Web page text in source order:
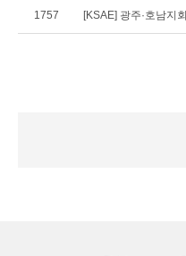
1757 [KSAE] 광주·호남지